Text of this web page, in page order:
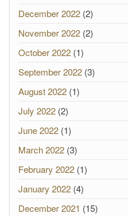
December 2022 (2)
November 2022 (2)
October 2022 (1)
September 2022 (3)
August 2022 (1)
July 2022 (2)
June 2022 (1)
March 2022 (3)
February 2022 (1)
January 2022 (4)
December 2021 (15)